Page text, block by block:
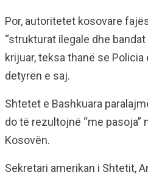
Por, autoritetet kosovare
“strukturat ilegale dhe
krijuar, teksa thanë se
detyrën e saj.
Shtetet e Bashkuara
do të rezultojnë “me pasoja”
Kosovën.
Sekretari amerikan i Shtetit,